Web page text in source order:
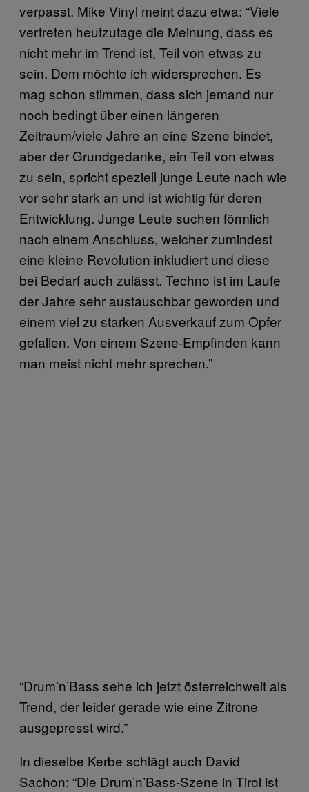
verpasst. Mike Vinyl meint dazu etwa: “Viele
vertreten heutzutage die Meinung, dass es
nicht mehr im Trend ist, Teil von etwas zu
sein. Dem möchte ich widersprechen. Es
mag schon stimmen, dass sich jemand nur
noch bedingt über einen längeren
Zeitraum/viele Jahre an eine Szene bindet,
aber der Grundgedanke, ein Teil von etwas
zu sein, spricht speziell junge Leute nach wie
vor sehr stark an und ist wichtig für deren
Entwicklung. Junge Leute suchen förmlich
nach einem Anschluss, welcher zumindest
eine kleine Revolution inkludiert und diese
bei Bedarf auch zulässt. Techno ist im Laufe
der Jahre sehr austauschbar geworden und
einem viel zu starken Ausverkauf zum Opfer
gefallen. Von einem Szene-Empfinden kann
man meist nicht mehr sprechen.”
“Drum’n’Bass sehe ich jetzt österreichweit als
Trend, der leider gerade wie eine Zitrone
ausgepresst wird.”
In dieselbe Kerbe schlägt auch David
Sachon: “Die Drum’n’Bass-Szene in Tirol ist